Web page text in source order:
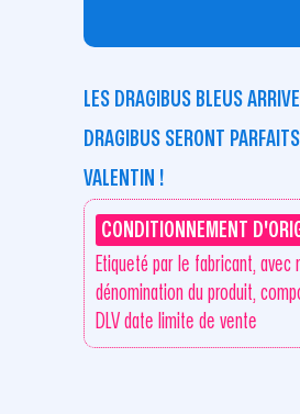
LES DRAGIBUS BLEUS
DRAGIBUS SERONT
VALENTIN !
CONDITIONNEMENT
Etiqueté par le fabricant, avec
dénomination du produit,
DLV date limite de vente